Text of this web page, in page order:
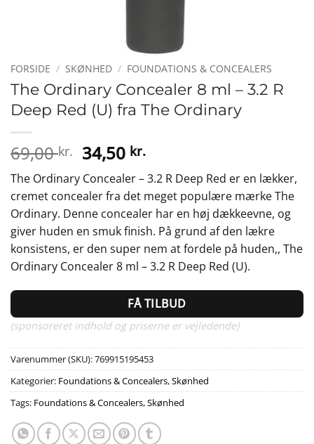
FORSIDE / SKØNHED / FOUNDATIONS & CONCEALERS
The Ordinary Concealer 8 ml – 3.2 R
Deep Red (U) fra The Ordinary
69,00kr. Den
oprindelige
pris
var:
69,00 kr..
34,50 kr.Den
aktuelle
pris
er:
34,50 kr..
The Ordinary Concealer – 3.2 R Deep Red er en lækker,
cremet concealer fra det meget populære mærke The
Ordinary. Denne concealer har en høj dækkeevne, og
giver huden en smuk finish. På grund af den lækre
konsistens, er den super nem at fordele på huden,, The
Ordinary Concealer 8 ml – 3.2 R Deep Red (U).
FÅ TILBUD
(sponsoreret indhold og priserne er vejledende)
Varenummer (SKU):769915195453
Kategorier: Foundations & Concealers,Skønhed
Tags: Foundations & Concealers,Skønhed